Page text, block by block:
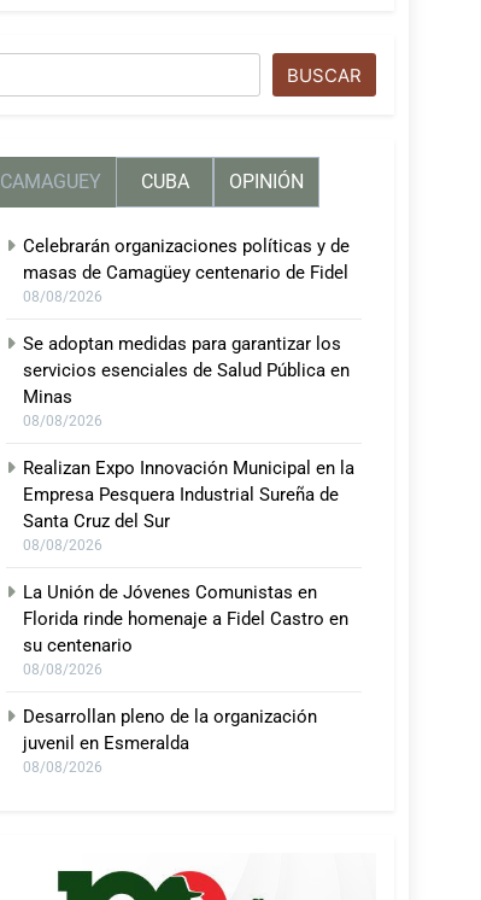
BUSCAR
CAMAGUEY CUBA OPINIÓN
Celebrarán organizaciones políticas y de
masas de Camagüey centenario de Fidel
08/08/2026
Se adoptan medidas para garantizar los
servicios esenciales de Salud Pública en
Minas
08/08/2026
Realizan Expo Innovación Municipal en la
Empresa Pesquera Industrial Sureña de
Santa Cruz del Sur
08/08/2026
La Unión de Jóvenes Comunistas en
Florida rinde homenaje a Fidel Castro en
su centenario
08/08/2026
Desarrollan pleno de la organización
juvenil en Esmeralda
08/08/2026